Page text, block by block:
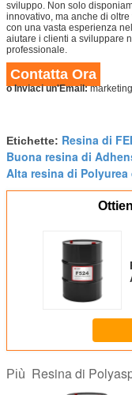
sviluppo. Non solo
innovativo, ma anche di
con una vasta esperienza
aiutare i clienti a sviluppare
professionale.
Contatta Ora
o Inviaci un'Email:
Etichette: Resina di
Buona resina di
Alta resina di
Più Resina di